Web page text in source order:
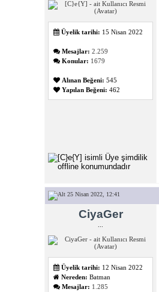
Üyelik tarihi: 15 Nisan 2022
Mesajlar: 2.259
Konular: 1679
Alınan Beğeni: 545
Yapılan Beğeni: 462
25 Nisan 2022, 12:41
CiyaGer
Üyelik tarihi: 12 Nisan 2022
Nereden: Batman
Mesajlar: 1.285